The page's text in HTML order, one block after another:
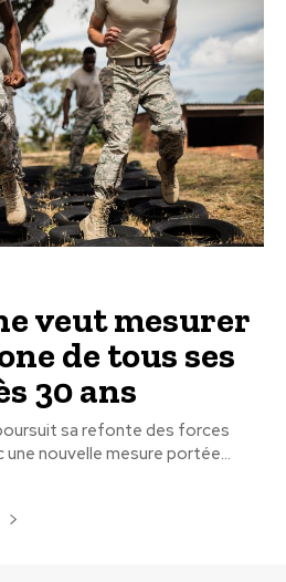
veut mesurer
de tous ses
30 ans
sa refonte des forces
une nouvelle mesure portée...